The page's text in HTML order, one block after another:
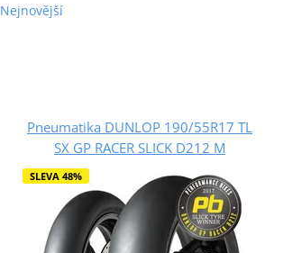
Nejnovější
Pneumatika DUNLOP 190/55R17 TL
SX GP RACER SLICK D212 M
SLEVA 48%